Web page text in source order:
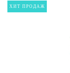
ХИТ ПРОДАЖ